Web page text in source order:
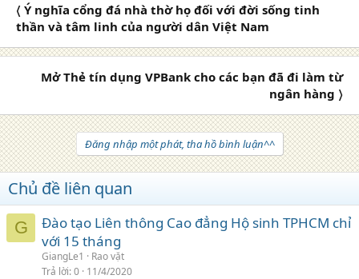
〈 Ý nghĩa cổng đá nhà thờ họ đối với đời sống tinh
thần và tâm linh của người dân Việt Nam
Mở Thẻ tín dụng VPBank cho các bạn đã đi làm từ
ngân hàng 〉
Đăng nhập một phát, tha hồ bình luận^^
Chủ đề liên quan
G
Đào tạo Liên thông Cao đẳng Hộ sinh TPHCM chỉ
với 15 tháng
GiangLe1
Rao vặt
Trả lời 0 11/4/2020